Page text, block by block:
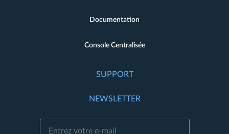
Documentation
Console Centralisée
SUPPORT
NEWSLETTER